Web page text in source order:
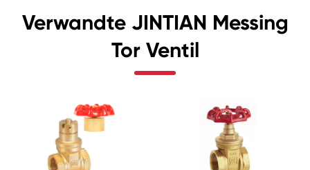
Verwandte JINTIAN Messing
Tor Ventil